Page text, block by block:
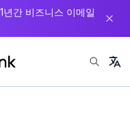
간 비즈니스 이메일